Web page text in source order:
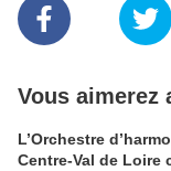
Vous aimerez
L’Orchestre
Centre-Val de Loire